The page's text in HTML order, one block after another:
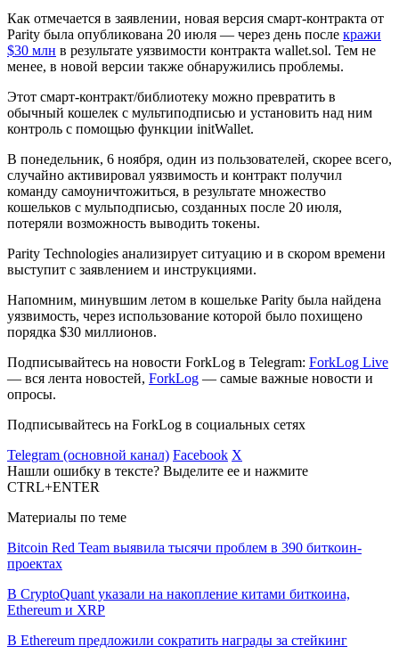
Как отмечается в заявлении, новая версия смарт-контракта от
Parity была опубликована 20 июля — через день после кражи
$30 млн в результате уязвимости контракта wallet.sol. Тем не
менее, в новой версии также обнаружились проблемы.
Этот смарт-контракт/библиотеку можно превратить в
обычный кошелек с мультиподписью и установить над ним
контроль с помощью функции initWallet.
В понедельник, 6 ноября, один из пользователей, скорее всего,
случайно активировал уязвимость и контракт получил
команду самоуничтожиться, в результате множество
кошельков с мульподписью, созданных после 20 июля,
потеряли возможность выводить токены.
Parity Technologies анализирует ситуацию и в скором времени
выступит с заявлением и инструкциями.
Напомним, минувшим летом в кошельке Parity была найдена
уязвимость, через использование которой было похищено
порядка $30 миллионов.
Подписывайтесь на новости ForkLog в Telegram: ForkLog Live
— вся лента новостей, ForkLog — самые важные новости и
опросы.
Подписывайтесь на ForkLog в социальных сетях
Telegram (основной канал) Facebook X
Нашли ошибку в тексте? Выделите ее и нажмите
CTRL+ENTER
Материалы по теме
Bitcoin Red Team выявила тысячи проблем в 390 биткоин-
проектах
В CryptoQuant указали на накопление китами биткоина,
Ethereum и XRP
В Ethereum предложили сократить награды за стейкинг